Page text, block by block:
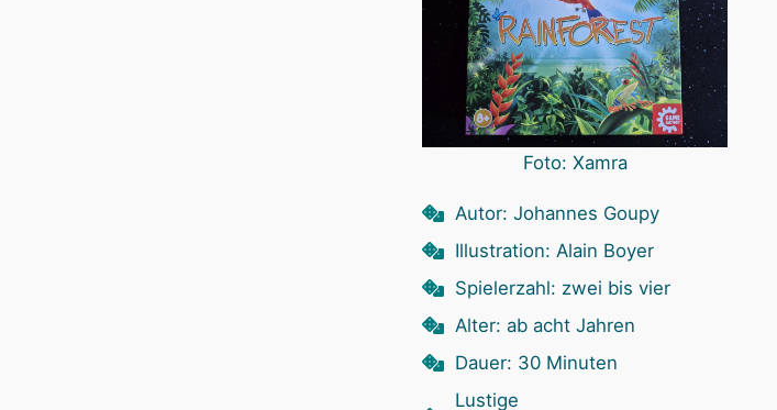
Foto: Xamra
Autor: Johannes Goupy
Illustration: Alain Boyer
Spielerzahl: zwei bis vier
Alter: ab acht Jahren
Dauer: 30 Minuten
Lustige